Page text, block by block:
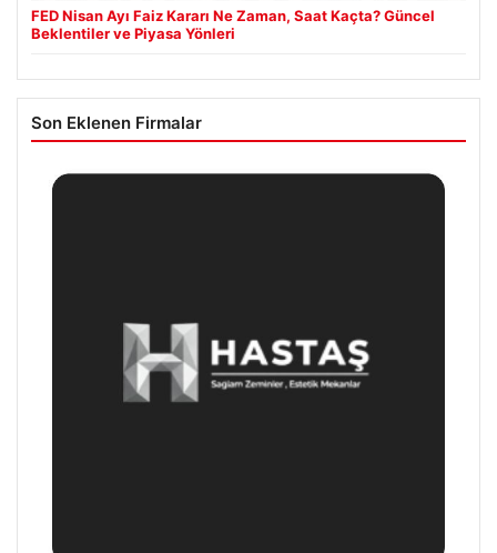
FED Nisan Ayı Faiz Kararı Ne Zaman, Saat Kaçta? Güncel
Beklentiler ve Piyasa Yönleri
Son Eklenen Firmalar